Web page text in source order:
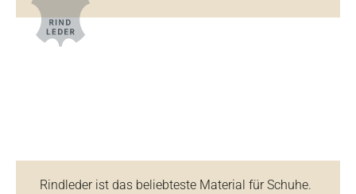
Rindleder ist das beliebteste Material für Schuhe.